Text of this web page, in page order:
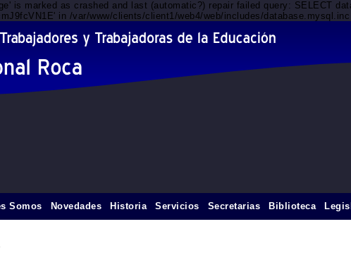
is marked as crashed and last (automatic?) repair failed query: SELECT
in /var/www/clients/client1/web4/web/includes/
Somos Novedades Historia Servicios Secretarias Biblioteca